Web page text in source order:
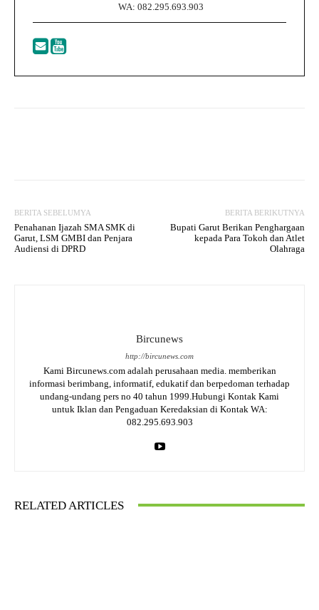
WA: 082.295.693.903
BERITA SEBELUMYA
Penahanan Ijazah SMA SMK di
Garut, LSM GMBI dan Penjara
Audiensi di DPRD
BERITA BERIKUTNYA
Bupati Garut Berikan Penghargaan
kepada Para Tokoh dan Atlet
Olahraga
Bircunews
http://bircunews.com
Kami Bircunews.com adalah perusahaan media. memberikan
informasi berimbang, informatif, edukatif dan berpedoman terhadap
undang-undang pers no 40 tahun 1999.Hubungi Kontak Kami
untuk Iklan dan Pengaduan Keredaksian di Kontak WA:
082.295.693.903
RELATED ARTICLES